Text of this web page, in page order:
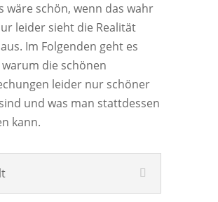
wäre schön, wenn das wahr
leider sieht die Realität
Im Folgenden geht es
die schönen
leider nur schöner
und was man stattdessen
kann.